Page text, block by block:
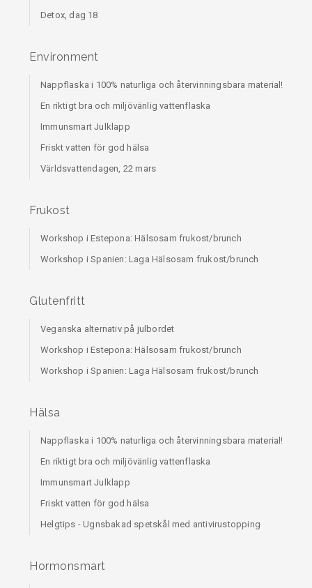
Detox, dag 18
Environment
Nappflaska i 100% naturliga och återvinningsbara material!
En riktigt bra och miljövänlig vattenflaska
Immunsmart Julklapp
Friskt vatten för god hälsa
Världsvattendagen, 22 mars
Frukost
Workshop i Estepona: Hälsosam frukost/brunch
Workshop i Spanien: Laga Hälsosam frukost/brunch
Glutenfritt
Veganska alternativ på julbordet
Workshop i Estepona: Hälsosam frukost/brunch
Workshop i Spanien: Laga Hälsosam frukost/brunch
Hälsa
Nappflaska i 100% naturliga och återvinningsbara material!
En riktigt bra och miljövänlig vattenflaska
Immunsmart Julklapp
Friskt vatten för god hälsa
Helgtips - Ugnsbakad spetskål med antivirustopping
Hormonsmart